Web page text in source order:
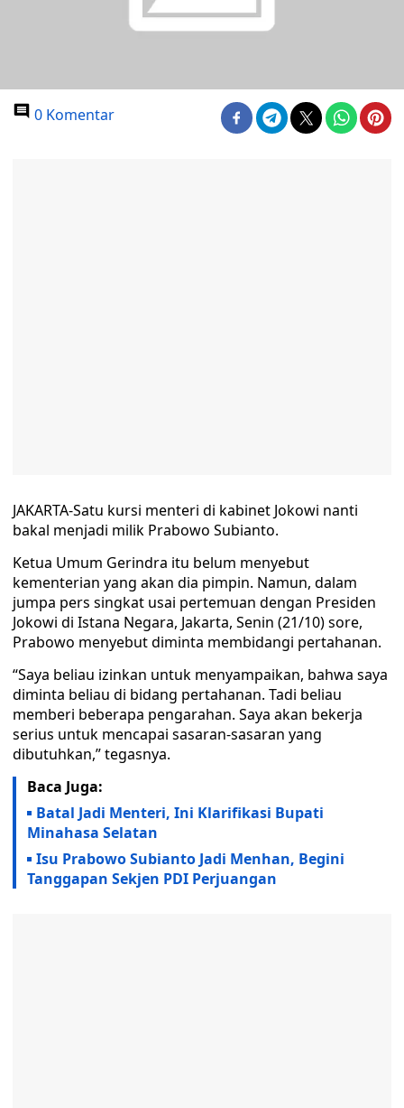
0 Komentar
JAKARTA-Satu kursi menteri di kabinet Jokowi nanti
bakal menjadi milik Prabowo Subianto.
Ketua Umum Gerindra itu belum menyebut
kementerian yang akan dia pimpin. Namun, dalam
jumpa pers singkat usai pertemuan dengan Presiden
Jokowi di Istana Negara, Jakarta, Senin (21/10) sore,
Prabowo menyebut diminta membidangi pertahanan.
“Saya beliau izinkan untuk menyampaikan, bahwa saya
diminta beliau di bidang pertahanan. Tadi beliau
memberi beberapa pengarahan. Saya akan bekerja
serius untuk mencapai sasaran-sasaran yang
dibutuhkan,” tegasnya.
Baca Juga:
Batal Jadi Menteri, Ini Klarifikasi Bupati
Minahasa Selatan
Isu Prabowo Subianto Jadi Menhan, Begini
Tanggapan Sekjen PDI Perjuangan